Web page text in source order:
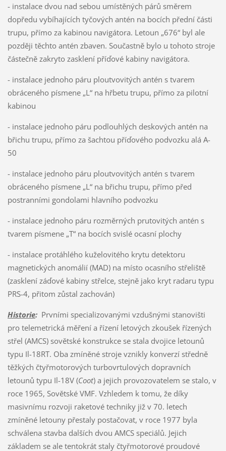
- instalace dvou nad sebou umístěných párů směrem
dopředu vybíhajících tyčových antén na bocích přední části
trupu, přímo za kabinou navigátora. Letoun „676“ byl ale
později těchto antén zbaven. Součastně bylo u tohoto stroje
částečně zakryto zasklení příďové kabiny navigátora.
- instalace jednoho páru ploutvovitých antén s tvarem
obráceného písmene „L“ na hřbetu trupu, přímo za pilotní
kabinou
- instalace jednoho páru podlouhlých deskových antén na
břichu trupu, přímo za šachtou příďového podvozku alá A-
50
- instalace jednoho páru ploutvovitých antén s tvarem
obráceného písmene „L“ na břichu trupu, přímo před
postranními gondolami hlavního podvozku
- instalace jednoho páru rozměrných prutovitých antén s
tvarem písmene „T“ na bocích svislé ocasní plochy
- instalace protáhlého kuželovitého krytu detektoru
magnetických anomálií (MAD) na místo ocasního střeliště
(zasklení záďové kabiny střelce, stejně jako kryt radaru typu
PRS-4, přitom zůstal zachován)
Historie:Prvními specializovanými vzdušnými stanovišti
pro telemetrická měření a řízení letových zkoušek řízených
střel (AMCS) sovětské konstrukce se stala dvojice letounů
typu Il-18RT. Oba zmíněné stroje vznikly konverzí středně
těžkých čtyřmotorových turbovrtulových dopravních
letounů typu Il-18V (Coot) a jejich provozovatelem se stalo, v
roce 1965, Sovětské VMF. Vzhledem k tomu, že díky
masivnímu rozvoji raketové techniky již v 70. letech
zmíněné letouny přestaly postačovat, v roce 1977 byla
schválena stavba dalších dvou AMCS speciálů. Jejich
základem se ale tentokrát staly čtyřmotorové proudové